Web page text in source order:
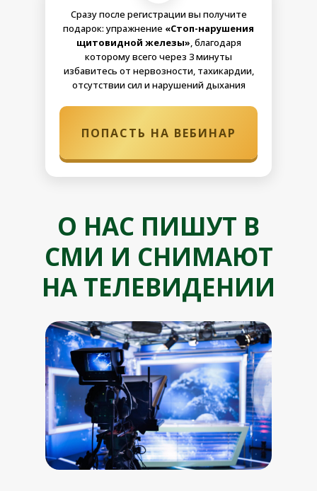
Сразу после регистрации вы получите
подарок: упражнение «Стоп-нарушения
щитовидной железы», благодаря
которому всего через 3 минуты
избавитесь от нервозности, тахикардии,
отсутствии сил и нарушений дыхания
ПОПАСТЬ НА ВЕБИНАР
О НАС ПИШУТ В
СМИ И СНИМАЮТ
НА ТЕЛЕВИДЕНИИ